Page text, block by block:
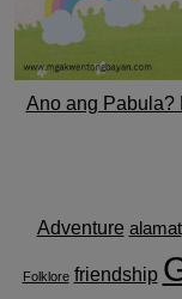
Ano ang Pabula?
Adventure alamat
Folklore friendship